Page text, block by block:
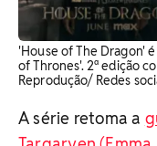
'House of The Dragon'
of Thrones'. 2ª edição
Reprodução/ Redes
A série retoma a